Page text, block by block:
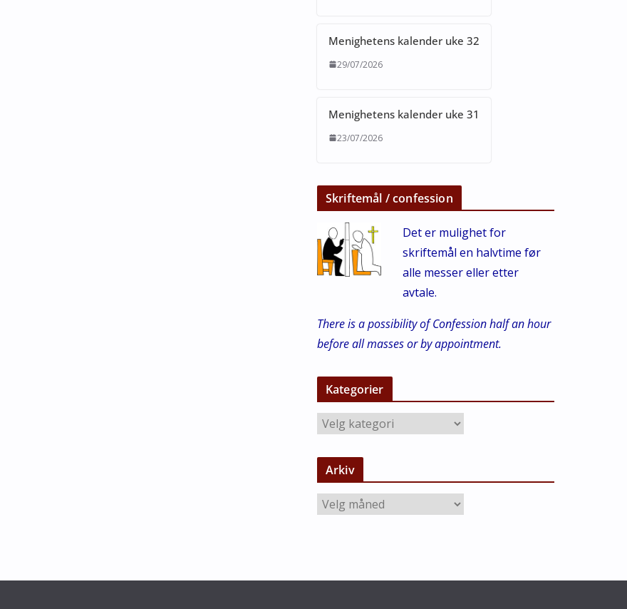
Menighetens kalender uke 32
29/07/2026
Menighetens kalender uke 31
23/07/2026
Skriftemål / confession
Det er mulighet for
skriftemål en halvtime før
alle messer eller etter
avtale.
There is a possibility of Confession half an hour
before all masses or by appointment.
Kategorier
K
a
t
g
r
Arkiv
A
r